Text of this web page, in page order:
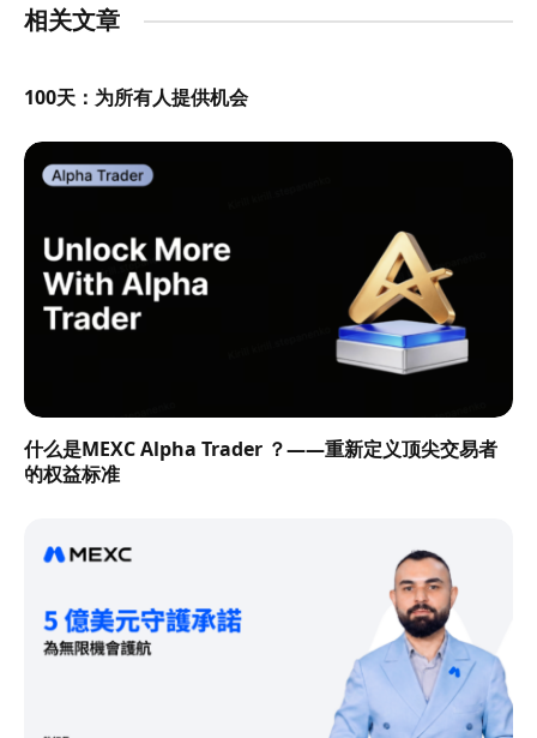
相关文章
100天：为所有人提供机会
什么是MEXC Alpha Trader ？——重新定义顶尖交易者
的权益标准